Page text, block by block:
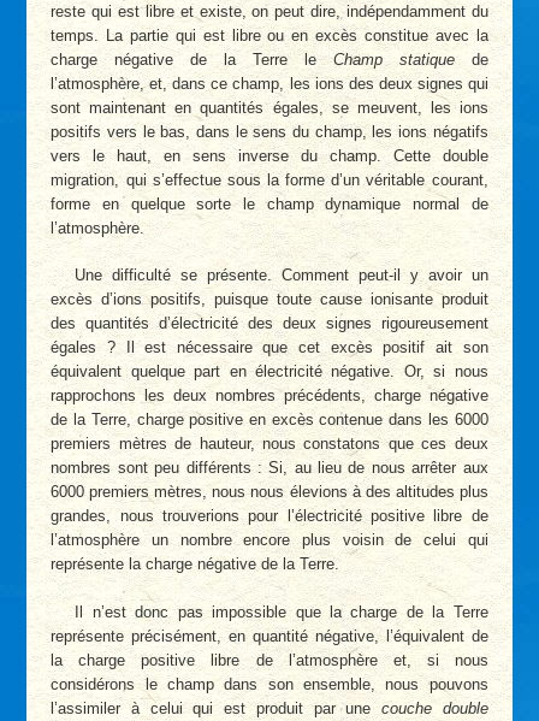
reste qui est libre et existe, on peut dire, indépendamment du
temps. La partie qui est libre ou en excès constitue avec la
charge négative de la Terre le Champ statiquede
l’atmosphère, et, dans ce champ, les ions des deux signes qui
sont maintenant en quantités égales, se meuvent, les ions
positifs vers le bas, dans le sens du champ, les ions négatifs
vers le haut, en sens inverse du champ. Cette double
migration, qui s’effectue sous la forme d’un véritable courant,
forme en quelque sorte le champ dynamique normal de
l’atmosphère.
Une difficulté se présente. Comment peut-il y avoir un
excès d’ions positifs, puisque toute cause ionisante produit
des quantités d’électricité des deux signes rigoureusement
égales ? Il est nécessaire que cet excès positif ait son
équivalent quelque part en électricité négative. Or, si nous
rapprochons les deux nombres précédents, charge négative
de la Terre, charge positive en excès contenue dans les 6000
premiers mètres de hauteur, nous constatons que ces deux
nombres sont peu différents : Si, au lieu de nous arrêter aux
6000 premiers mètres, nous nous élevions à des altitudes plus
grandes, nous trouverions pour l’électricité positive libre de
l’atmosphère un nombre encore plus voisin de celui qui
représente la charge négative de la Terre.
Il n’est donc pas impossible que la charge de la Terre
représente précisément, en quantité négative, l’équivalent de
la charge positive libre de l’atmosphère et, si nous
considérons le champ dans son ensemble, nous pouvons
l’assimiler à celui qui est produit par une couche double